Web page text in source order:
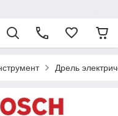
Дрель